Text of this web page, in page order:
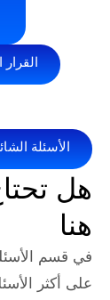
التشغيلي
الى
الشائعة،
تداولًا حول